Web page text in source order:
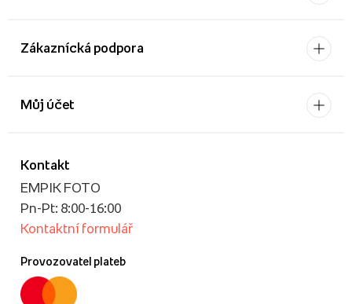
Zákaznícká podpora
Kontakt
EMPIK FOTO
Pn-Pt: 8:00-16:00
Kontaktní formulář
Provozovatel plateb
Můj účet